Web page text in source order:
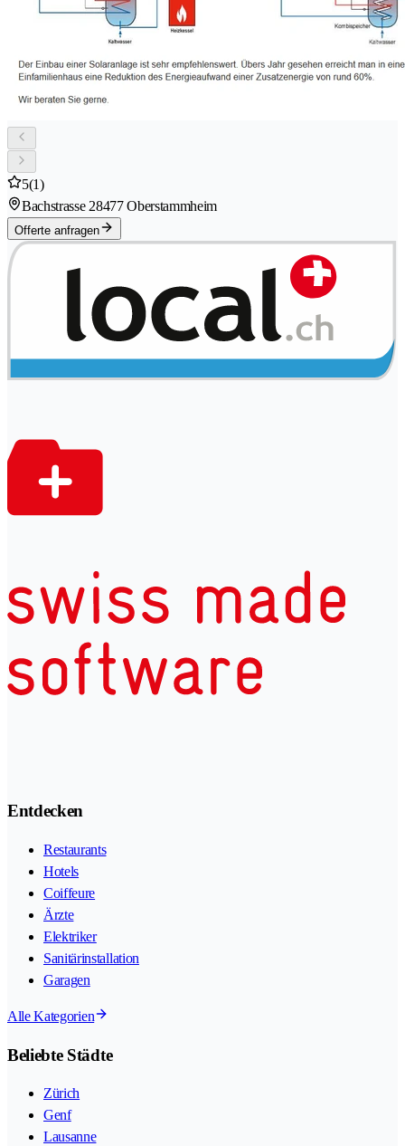
5(1)
Bachstrasse 28477 Oberstammheim
Offerte anfragen
Entdecken
Restaurants
Hotels
Coiffeure
Ärzte
Elektriker
Sanitärinstallation
Garagen
Alle Kategorien
Beliebte Städte
Zürich
Genf
Lausanne